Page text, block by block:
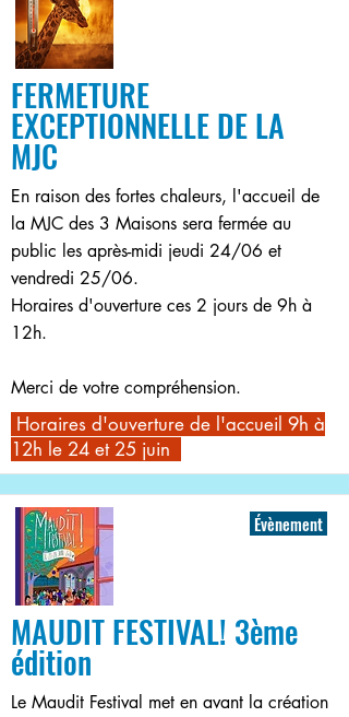
FERMETURE
EXCEPTIONNELLE DE LA
MJC
En raison des fortes chaleurs, l'accueil de
la MJC des 3 Maisons sera fermée au
public les après-midi jeudi 24/06 et
vendredi 25/06.
Horaires d'ouverture ces 2 jours de 9h à
12h.
Merci de votre compréhension.
Horaires d'ouverture de l'accueil 9h à
12h le 24 et 25 juin
Évènement
MAUDIT FESTIVAL! 3ème
édition
Le Maudit Festival met en avant la création